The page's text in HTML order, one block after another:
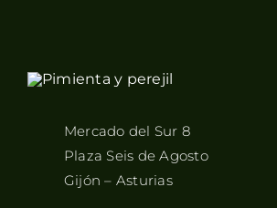
Mercado del Sur 8
Plaza Seis de Agosto
Gijón – Asturias